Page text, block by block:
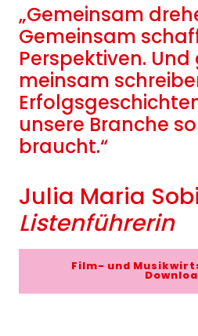
„Gemeinsam
Gemeinsam
Perspektiven.
meinsam
unsere Branche
braucht.“
Julia Maria
Listenführerin
Film- und